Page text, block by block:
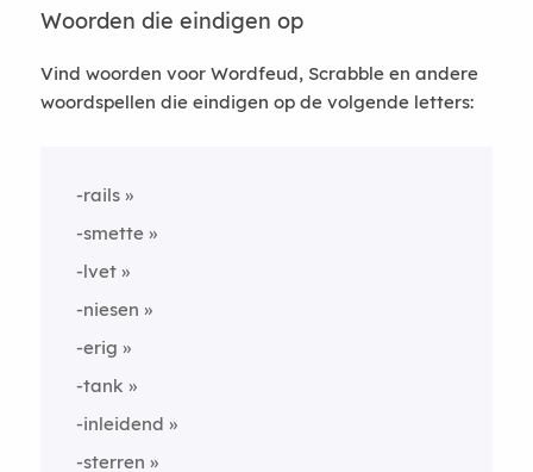
Woorden die eindigen op
Vind woorden voor Wordfeud, Scrabble en andere
woordspellen die eindigen op de volgende letters:
-rails
-smette
-lvet
-niesen
-erig
-tank
-inleidend
-sterren